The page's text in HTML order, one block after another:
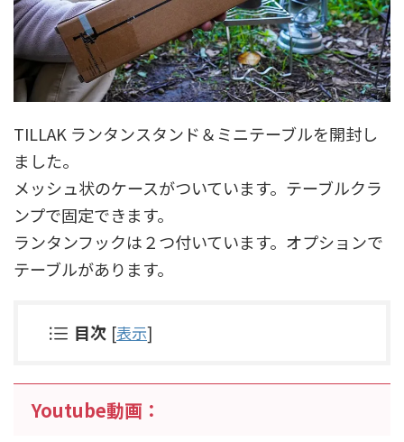
TILLAK ランタンスタンド＆ミニテーブルを開封し
ました。
メッシュ状のケースがついています。テーブルクラ
ンプで固定できます。
ランタンフックは２つ付いています。オプションで
テーブルがあります。
目次 [表示]
Youtube動画：